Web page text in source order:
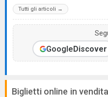
Tutti gli articoli →
GoogleDiscover
Biglietti online in